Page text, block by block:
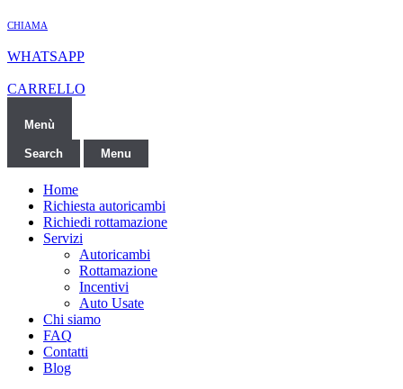
CHIAMA
WHATSAPP
CARRELLO
Menù
Search Menu
Home
Richiesta autoricambi
Richiedi rottamazione
Servizi
Autoricambi
Rottamazione
Incentivi
Auto Usate
Chi siamo
FAQ
Contatti
Blog